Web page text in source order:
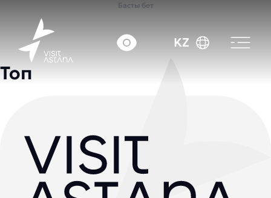
KZ
Басты бет
Топ